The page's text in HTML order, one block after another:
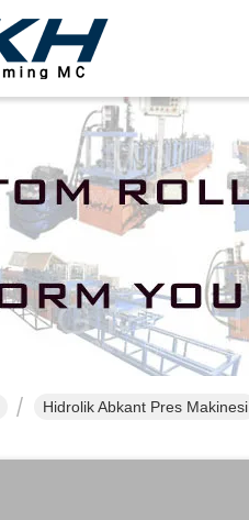
Hidrolik Abkant Pres Makinesi